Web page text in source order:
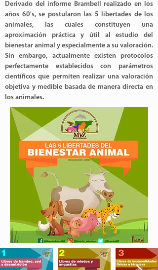
Derivado del informe Brambell realizado en los
años 60's, se postularon las 5 libertades de los
animales, las cuales constituyen una
aproximación práctica y útil al estudio del
bienestar animal y especialmente a su valoración.
Sin embargo, actualmente existen protocolos
perfectamente establecidos con parámetros
científicos que permiten realizar una valoración
objetiva y medible basada de manera directa en
los animales.